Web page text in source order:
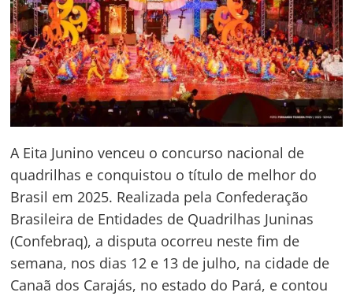
A Eita Junino venceu o concurso nacional de
quadrilhas e conquistou o título de melhor do
Brasil em 2025. Realizada pela Confederação
Brasileira de Entidades de Quadrilhas Juninas
(Confebraq), a disputa ocorreu neste fim de
semana, nos dias 12 e 13 de julho, na cidade de
Canaã dos Carajás, no estado do Pará, e contou